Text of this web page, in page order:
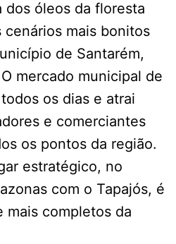
dos óleos da floresta
cenários mais bonitos
de Santarém,
mercado municipal de
os dias e atrai
e comerciantes
os pontos da região.
estratégico, no
com o Tapajós, é
mais completos da